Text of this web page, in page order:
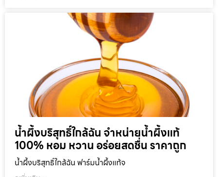
น้ำผึ้งบริสุทธิ์ใกล้ฉัน จำหน่ายน้ำผึ้งแท้
100% หอม หวาน อร่อยสดชื่น ราคาถูก
น้ำผึ้งบริสุทธิ์ใกล้ฉัน ฟาร์มน้ำผึ้งแท้จ